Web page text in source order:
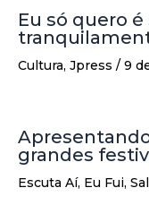
Eu só quero
Cultura, Jpress / 9
grandes
Escuta Aí, Eu Fui,